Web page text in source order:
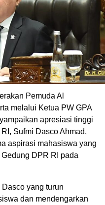
Pemuda Al
melalui Ketua PW GPA
apresiasi tinggi
Sufmi Dasco Ahmad,
aspirasi mahasiswa yang
DPR RI pada
yang turun
dan mendengarkan